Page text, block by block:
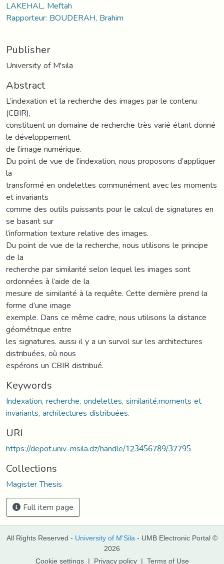
LAKEHAL, Meftah
Rapporteur: BOUDERAH, Brahim
Publisher
University of M'sila
Abstract
L’indexation et la recherche des images par le contenu
(CBIR),
constituent un domaine de recherche très varié étant donné
le développement
de l’image numérique.
Du point de vue de l’indexation, nous proposons d’appliquer
la
transformé en ondelettes communément avec les moments
et invariants
comme des outils puissants pour le calcul de signatures en
se basant sur
l’information texture relative des images.
Du point de vue de la recherche, nous utilisons le principe
de la
recherche par similarité selon lequel les images sont
ordonnées à l’aide de la
mesure de similarité à la requête. Cette dernière prend la
forme d’une image
exemple. Dans ce même cadre, nous utilisons la distance
géométrique entre
les signatures. aussi il y a un survol sur les architectures
distribuées, où nous
espérons un CBIR distribué.
Keywords
Indexation, recherche, ondelettes, similarité,moments et
invariants, architectures distribuées.
URI
https://depot.univ-msila.dz/handle/123456789/37795
Collections
Magister Thesis
Full item page
All Rights Reserved - University of M'Sila - UMB Electronic Portal ©
2026
Cookie settings | Privacy policy | Terms of Use